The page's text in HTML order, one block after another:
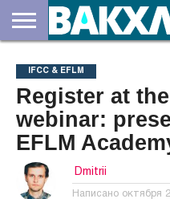
НАС
ВЗНОСЫ
ДОКУМЕНТЫ
НОВОСТИ
КОНТАКТЫ
IFCC & EFLM
Register at
webinar:
EFLM
Dmitrii
Написано октября